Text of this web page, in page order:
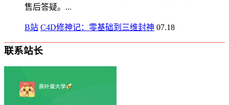
售后答疑。...
B站 C4D修神记：零基础到三维封神 07.18
联系站长